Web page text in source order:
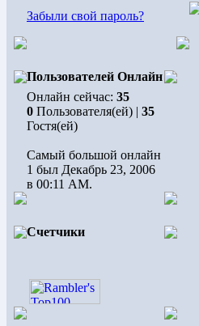
Забыли свой пароль?
Пользователей Онлайн
Онлайн сейчас: 35
0 Пользователя(ей) | 35
Гостя(ей)
Самый большой онлайн
1 был Декабрь 23, 2006
в 00:11 AM.
Счетчики